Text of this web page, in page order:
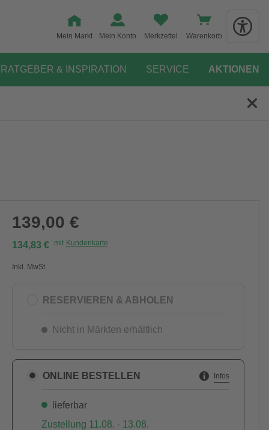
Mein Markt Mein Konto Merkzettel Warenkorb
RATGEBER & INSPIRATION SERVICE AKTIONEN
139,00 €
134,83 € mit Kundenkarte
Inkl. MwSt.
RESERVIEREN & ABHOLEN
Nicht in Märkten erhältlich
ONLINE BESTELLEN Infos
lieferbar
Zustellung 11.08. - 13.08.